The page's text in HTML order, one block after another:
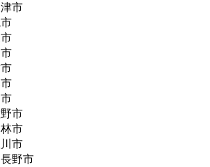
市
市
市
市
野市